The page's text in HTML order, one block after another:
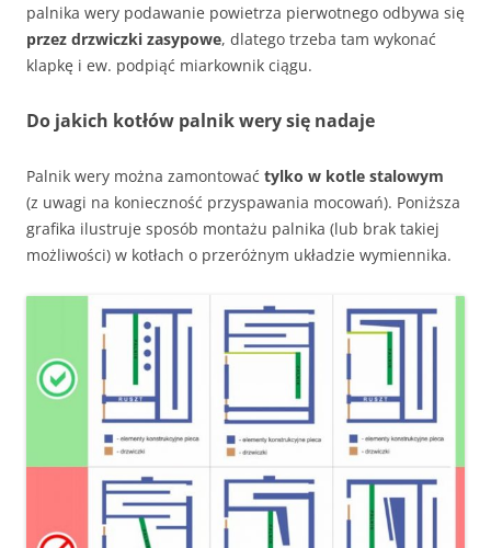
palnika wery podawanie powietrza pierwotnego odbywa się
przez drzwiczki zasypowe, dlatego trzeba tam wykonać
klapkę i ew. podpiąć miarkownik ciągu.
Do jakich kotłów palnik wery się nadaje
Palnik wery można zamontować tylko w kotle stalowym
(z uwagi na konieczność przyspawania mocowań). Poniższa
grafika ilustruje sposób montażu palnika (lub brak takiej
możliwości) w kotłach o przeróżnym układzie wymiennika.